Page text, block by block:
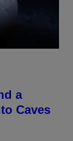
a
Caves